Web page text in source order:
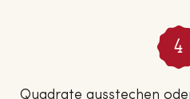
Quadrate ausstechen